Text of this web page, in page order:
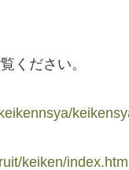
ください。
keiken/